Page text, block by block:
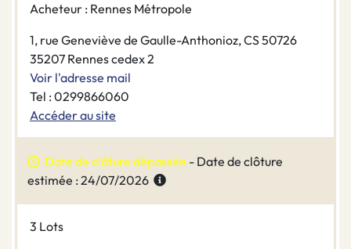
Acheteur : Rennes Métropole
1, rue Geneviève de Gaulle-Anthonioz, CS 50726
35207 Rennes cedex 2
Voir l'adresse mail
Tel : 0299866060
Accéder au site
Date de clôture dépassée - Date de clôture
estimée : 24/07/2026
3 Lots